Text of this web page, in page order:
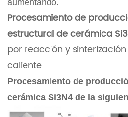
aumentando.
Procesamiento de
estructural de cerámica
por reacción y
caliente
Procesamiento de
cerámica Si3N4 de la